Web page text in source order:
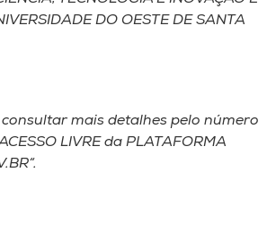
DO OESTE DE SANTA
mais detalhes pelo número
LIVRE da PLATAFORMA